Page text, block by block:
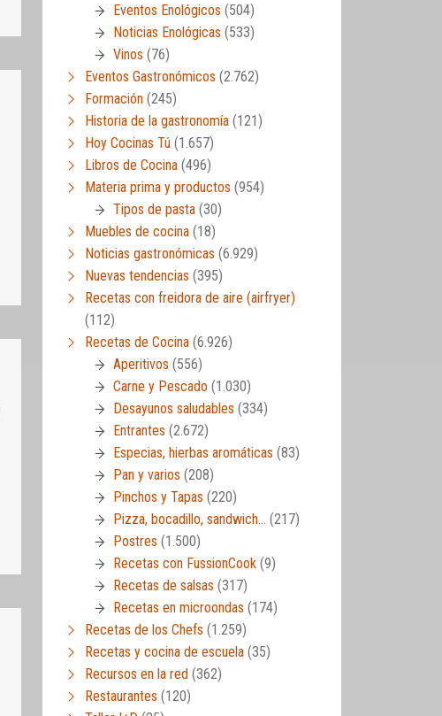
Eventos Enológicos (504)
Noticias Enológicas (533)
Vinos (76)
Eventos Gastronómicos (2.762)
Formación (245)
Historia de la gastronomía (121)
Hoy Cocinas Tú (1.657)
Libros de Cocina (496)
Materia prima y productos (954)
Tipos de pasta (30)
Muebles de cocina (18)
Noticias gastronómicas (6.929)
Nuevas tendencias (395)
Recetas con freidora de aire (airfryer)
(112)
Recetas de Cocina (6.926)
Aperitivos (556)
Carne y Pescado (1.030)
Desayunos saludables (334)
Entrantes (2.672)
Especias, hierbas aromáticas (83)
Pan y varios (208)
Pinchos y Tapas (220)
Pizza, bocadillo, sandwich… (217)
Postres (1.500)
Recetas con FussionCook (9)
Recetas de salsas (317)
Recetas en microondas (174)
Recetas de los Chefs (1.259)
Recetas y cocina de escuela (35)
Recursos en la red (362)
Restaurantes (120)